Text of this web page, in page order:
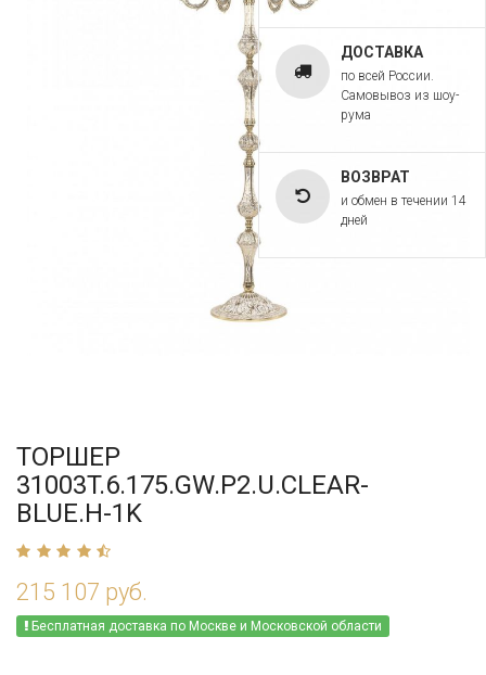
ТОРШЕР
31003T.6.175.GW.P2.U.CLEAR-
BLUE.H-1K
215 107 руб.
Бесплатная доставка по Москве и Московской области
ДОСТАВКА
по всей России.
Самовывоз из шоу-
рума
ВОЗВРАТ
и обмен в течении 14
дней